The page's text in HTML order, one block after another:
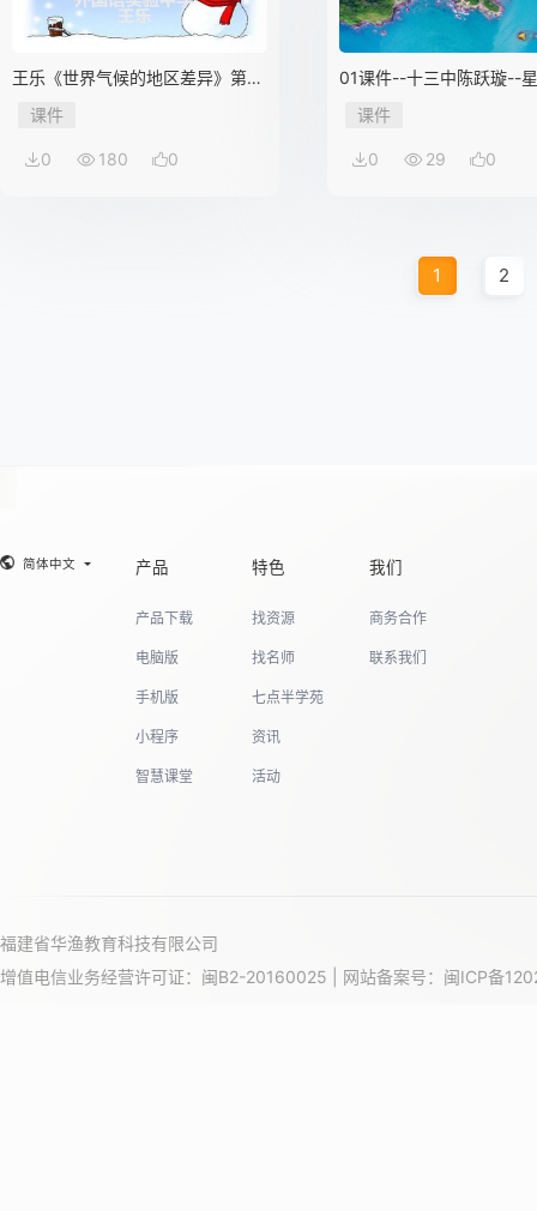
王乐《世界气候的地区差异》第一
课件
0 180 0
01课件--十三中陈跃璇--
下7.1东南亚
课件
0 29 0
1 2
简体中文 产品
产品下载
电脑版
手机版
小程序
智慧课堂
特色
找资源
找名师
七点半学苑
资讯
活动
我们
商务合作
联系我们
福建省华渔教育科技有限公司
增值电信业务经营许可证：闽B2-20160025 | 网站备案号： 闽ICP备